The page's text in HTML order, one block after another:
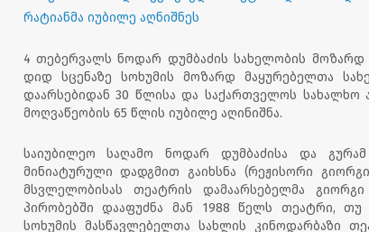
რატიანმა იუბილე აღნიშნეს
4 თებერვალს ნოდარ დუმბაძის სახელობის
დიდ სცენაზე სოხუმის მოზარდ მაყურებელთა
დაარსებიდან 30 წლისა და საქართველოს სახალხო
მოღვაწეობის 65 წლის იუბილე აღინიშნა.
საიუბილეო საღამო ნოდარ დუმბაძისა და გურამ
მინიატურული დადგმით გაიხსნა (რეჟისორი გიორ
მსვლელობისას თეატრის დამაარსებელმა
პირობებში დააფუძნა მან 1988 წელს თეატრი,
სოხუმის მასწავლებელთა სახლის კინოდარბაზი